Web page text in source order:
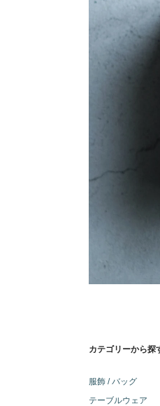
カテゴリーから探
服飾 / バッグ
テーブルウェア